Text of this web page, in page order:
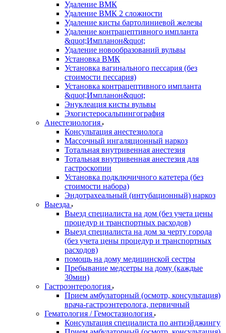
Удаление ВМК
Удаление ВМК 2 сложности
Удаление кисты бартолиниевой железы
Удаление контрацептивного импланта
&quot;Импланон&quot;
Удаление новообразований вульвы
Установка ВМК
Установка вагинального пессария (без
стоимости пессария)
Установка контрацептивного импланта
&quot;Импланон&quot;
Энуклеация кисты вульвы
Эхогистеросальпингография
Анестезиология
Консультация анестезиолога
Массочный ингаляционный наркоз
Тотальная внутривенная анестезия
Тотальная внутривенная анестезия для
гастроскопии
Установка подключичного катетера (без
стоимости набора)
Эндотрахеальный (интубационный) наркоз
Выезда
Выезд специалиста на дом (без учета цены
процедур и транспортных расходов)
Выезд специалиста на дом за черту города
(без учета цены процедур и транспортных
расходов)
помощь на дому медицинской сестры
Пребывание медсетры на дому (каждые
30мин)
Гастроэнтерология
Прием амбулаторный (осмотр, консультация)
врача-гастроэнтеролога, первичный
Гематология / Гемостазиология
Консультация специалиста по антиэйджингу